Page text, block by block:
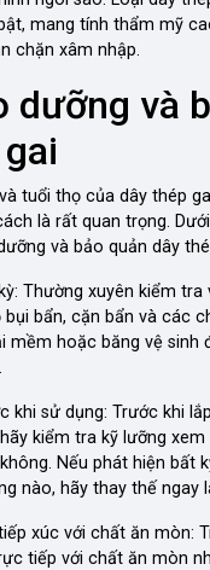
mang tính thẩm mỹ
chặn xâm nhập.
dưỡng và
tuổi thọ của dây thép
là rất quan trọng.
và bảo quản dây
Thường xuyên kiểm tra
bụi bẩn, cặn bẩn và các
mềm hoặc băng vệ sinh
khi sử dụng: Trước khi
kiểm tra kỹ lưỡng
Nếu phát hiện bất
nào, hãy thay thế ngay
xúc với chất ăn mòn:
tiếp với chất ăn mòn